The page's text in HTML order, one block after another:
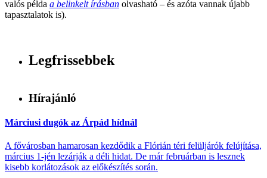
valós példa a belinkelt írásban olvasható – és azóta vannak újabb
tapasztalatok is).
Legfrissebbek
Hírajánló
Márciusi dugók az Árpád hídnál
A fővárosban hamarosan kezdődik a Flórián téri felüljárók felújítása,
március 1-jén lezárják a déli hidat. De már februárban is lesznek
kisebb korlátozások az előkészítés során.